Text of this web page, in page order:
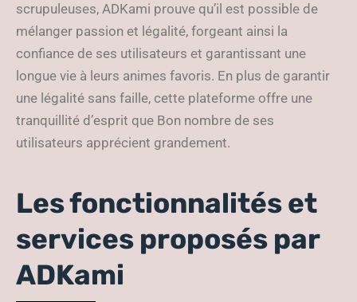
scrupuleuses, ADKami prouve qu’il est possible de
mélanger passion et légalité, forgeant ainsi la
confiance de ses utilisateurs et garantissant une
longue vie à leurs animes favoris. En plus de garantir
une légalité sans faille, cette plateforme offre une
tranquillité d’esprit que Bon nombre de ses
utilisateurs apprécient grandement.
Les fonctionnalités et
services proposés par
ADKami